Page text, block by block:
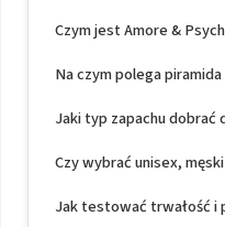
Czym jest Amore &
Na czym polega
Jaki typ zapachu dobrać
Czy wybrać unisex,
Jak testować trwałość i